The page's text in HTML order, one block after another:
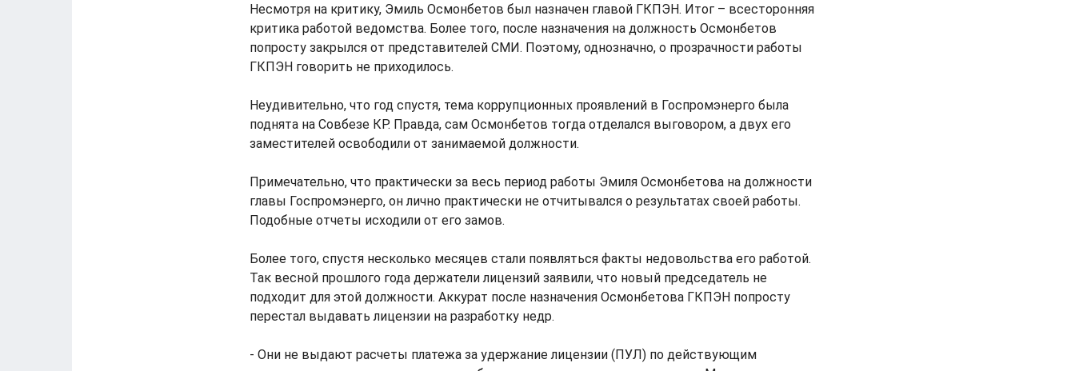
Несмотря на критику, Эмиль Осмонбетов был назначен главой ГКПЭН. Итог – всесторонняя
критика работой ведомства. Более того, после назначения на должность Осмонбетов
попросту закрылся от представителей СМИ. Поэтому, однозначно, о прозрачности работы
ГКПЭН говорить не приходилось.
Неудивительно, что год спустя, тема коррупционных проявлений в Госпромэнерго была
поднята на Совбезе КР. Правда, сам Осмонбетов тогда отделался выговором, а двух его
заместителей освободили от занимаемой должности.
Примечательно, что практически за весь период работы Эмиля Осмонбетова на должности
главы Госпромэнерго, он лично практически не отчитывался о результатах своей работы.
Подобные отчеты исходили от его замов.
Более того, спустя несколько месяцев стали появляться факты недовольства его работой.
Так весной прошлого года держатели лицензий заявили, что новый председатель не
подходит для этой должности. Аккурат после назначения Осмонбетова ГКПЭН попросту
перестал выдавать лицензии на разработку недр.
- Они не выдают расчеты платежа за удержание лицензии (ПУЛ) по действующим